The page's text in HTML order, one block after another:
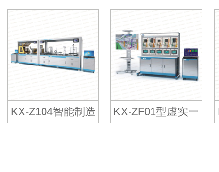
KX-Z104智能制造
KX-ZF01型虚实一